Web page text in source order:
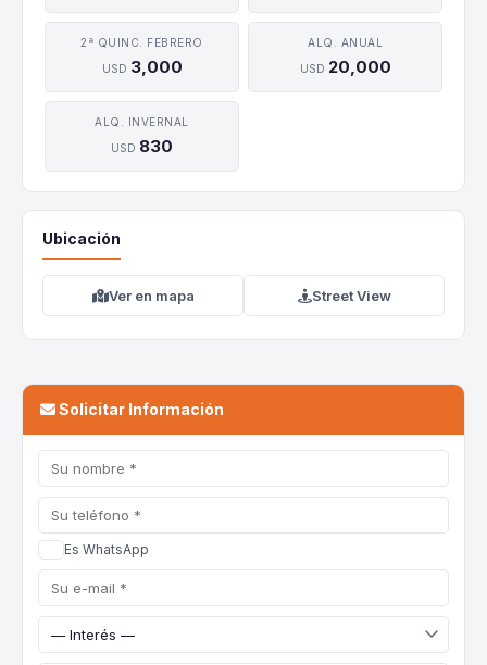
2ª QUINC. FEBRERO
USD 3,000
ALQ. ANUAL
USD 20,000
ALQ. INVERNAL
USD 830
Ubicación
Ver en mapa Street View
Solicitar Información
Es WhatsApp